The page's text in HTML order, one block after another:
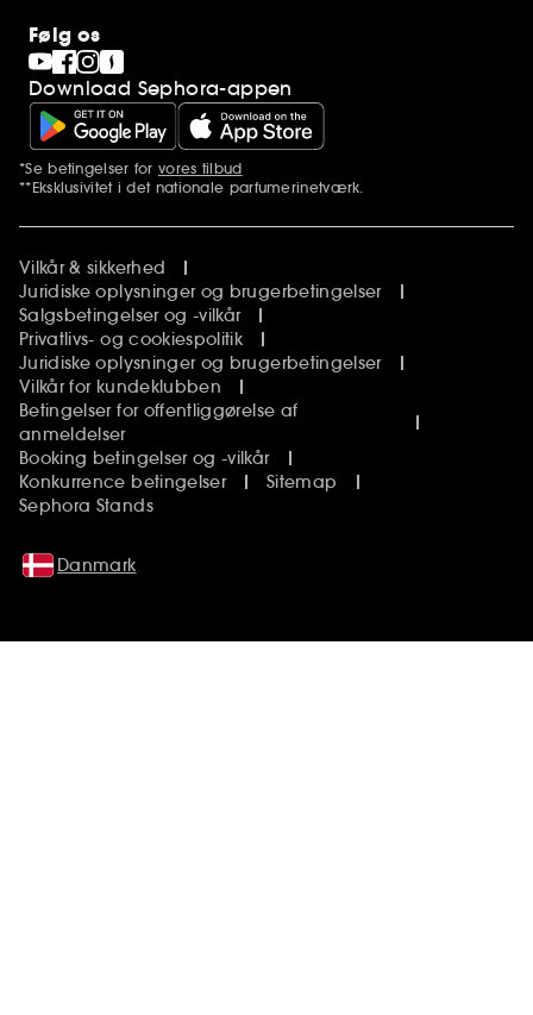
Følg os
Download Sephora-appen
Yderligere bemærkninger
*Se betingelser for vores tilbud
**Eksklusivitet i det nationale parfumerinetværk.
Vilkår & sikkerhed
Juridiske oplysninger og brugerbetingelser
Salgsbetingelser og -vilkår
Privatlivs- og cookiespolitik
Juridiske oplysninger og brugerbetingelser
Vilkår for kundeklubben
Betingelser for offentliggørelse af
anmeldelser
Booking betingelser og -vilkår
Konkurrence betingelser
Sitemap
Sephora Stands
Danmark